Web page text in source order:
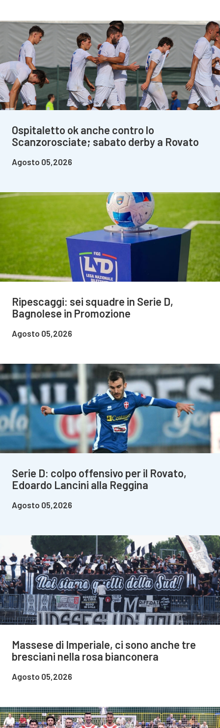
Ospitaletto ok anche contro lo
Scanzorosciate; sabato derby a Rovato
Agosto 05,2026
Ripescaggi: sei squadre in Serie D,
Bagnolese in Promozione
Agosto 05,2026
Serie D: colpo offensivo per il Rovato,
Edoardo Lancini alla Reggina
Agosto 05,2026
Massese di Imperiale, ci sono anche tre
bresciani nella rosa bianconera
Agosto 05,2026